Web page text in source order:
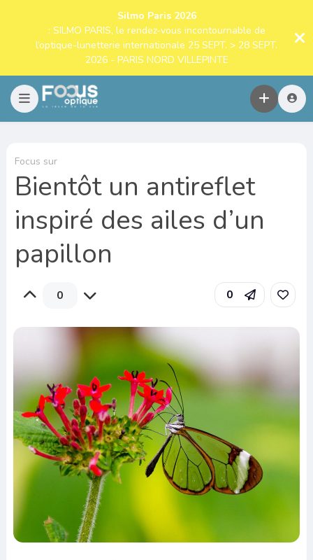
Silmo Paris 2026
: SILMO PARIS, le rendez-vous incontournable de
l’optique-lunetterie internationale 25 SEPT. > 28 SEPT.
2026 - PARIS NORD VILLEPINTE
Focus sur
Bientôt un antireflet
inspiré des ailes d’un
papillon
0 0